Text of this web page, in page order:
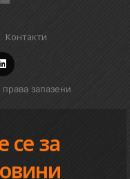
Контакти
запазени
се за